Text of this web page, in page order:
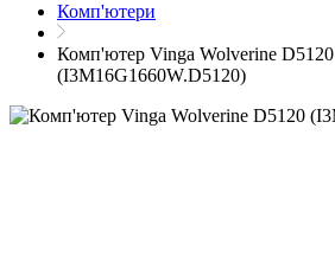
Комп'ютери
Комп'ютер Vinga Wolverine D5120
(I3M16G1660W.D5120)